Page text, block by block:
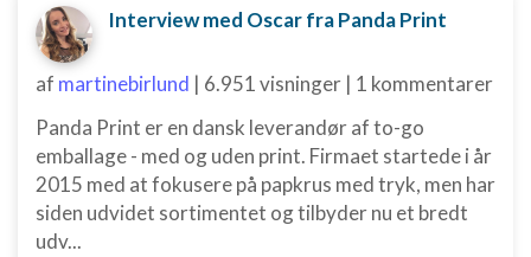
Interview med Oscar fra Panda Print
af martinebirlund | 6.951 visninger | 1 kommentarer
Panda Print er en dansk leverandør af to-go
emballage - med og uden print. Firmaet startede i år
2015 med at fokusere på papkrus med tryk, men har
siden udvidet sortimentet og tilbyder nu et bredt
udv...